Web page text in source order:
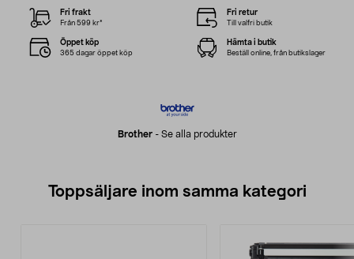
Brother- Se alla produkter
Fri frakt
Från 599 kr*
Fri retur
Till valfri butik
Öppet köp
365 dagar öppet köp
Hämta i butik
Beställ online, från butikslager
Toppsäljare inom samma kategori